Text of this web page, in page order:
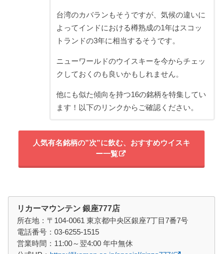
台湾のカバランもそうですが、気候の違いに
よってインドにおける樽熟成の1年はスコッ
トランドの3年に相当するそうです。
ニューワールドのウイスキーを今からチェッ
クしておくのも良いかもしれません。
他にも似た傾向を持つ16の銘柄を特集してい
ます！以下のリンクからご確認ください。
人気有名銘柄の”次”に飲む、おすすめウイスキ
ー一覧
リカーマウンテン 銀座777店
所在地：〒104-0061 東京都中央区銀座7丁目7番7号
電話番号：03-6255-1515
営業時間：11:00～翌4:00 年中無休